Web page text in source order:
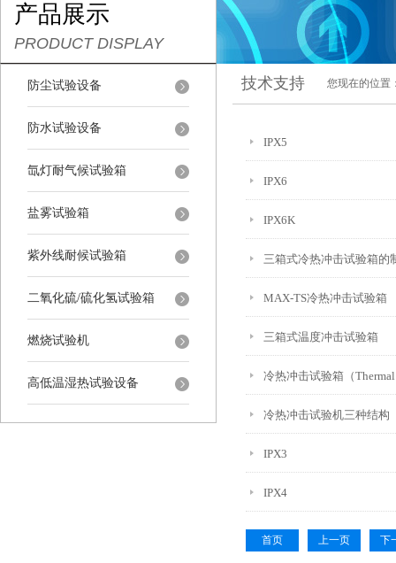
产品展示
PRODUCT DISPLAY
防尘试验设备
防水试验设备
氙灯耐气候试验箱
盐雾试验箱
紫外线耐候试验箱
二氧化硫/硫化氢试验箱
燃烧试验机
高低温湿热试验设备
技术支持 您现在的位置
IPX5
IPX6
IPX6K
三箱式冷热冲击试验箱的
MAX-TS冷热冲击试验箱
三箱式温度冲击试验箱
冷热冲击试验箱（Thermal
冷热冲击试验机三种结构
IPX3
IPX4
首页 上一页 下